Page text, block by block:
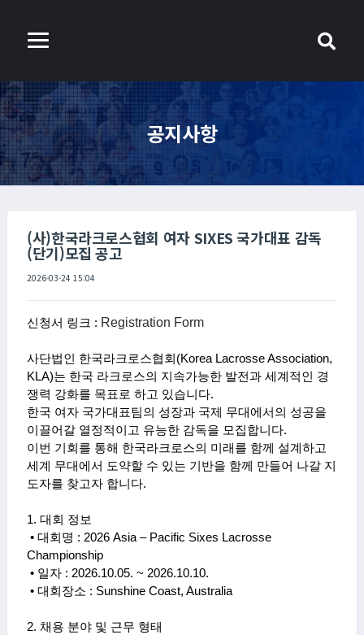
공지사항
(사)한국라크로스협회 여자 SIXES 국가대표 감독
(단기)모집 공고
2026-03-24 15:04
신청서 링크 : Registration Form
사단법인 한국라크로스협회 (Korea Lacrosse Association,
KLA)는 한국 라크로스의 지속가능한 발전과 세계적인 경
쟁력 강화를 목표로 하고 있습니다.
한국 여자 국가대표팀의 성장과 국제 무대에서의 성공을
이끌어갈 열정적이고 유능한 감독을 모집합니다.
이번 기회를 통해 한국라크로스의 미래를 함께 설계하고
세계 무대에서 도약할 수 있는 기반을 함께 만들어 나갈 지
도자를 찾고자 합니다.
1. 대회 정보
• 대회명 : 2026 Asia – Pacific Sixes Lacrosse
Championship
• 일자 : 2026.10.05. ~ 2026.10.10.
• 대회장소 : Sunshine Coast, Australia
2. 채용 분야 및 근무 형태